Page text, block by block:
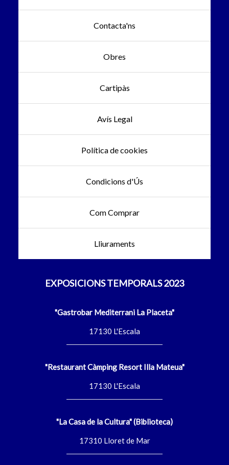
Contacta'ns
Obres
Cartipàs
Avís Legal
Política de cookies
Condicions d'Ús
Com Comprar
Lliuraments
EXPOSICIONS TEMPORALS 2023
"Gastrobar Mediterrani La Placeta"
17130 L'Escala
"Restaurant Càmping Resort Illa Mateua"
17130 L'Escala
"La Casa de la Cultura" (Biblioteca)
17310 Lloret de Mar